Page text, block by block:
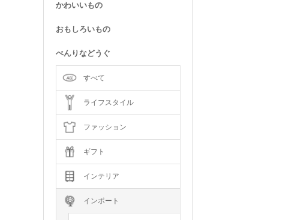
かわいいもの
おもしろいもの
べんりなどうぐ
すべて
ライフスタイル
ファッション
ギフト
インテリア
インポート